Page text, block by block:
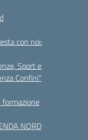
con noi:
Sport e
Confini”
formazione
NORD